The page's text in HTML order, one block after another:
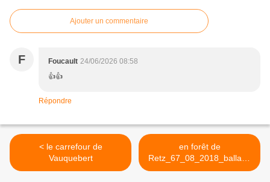
Ajouter un commentaire
F Foucault 24/06/2026 08:58
👍👍
Répondre
< le carrefour de
Vauquebert
en forêt de
Retz_67_08_2018_ballade
(1) en toute saison >